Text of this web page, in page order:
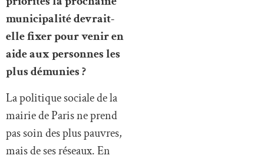
municipalité devrait-
elle fixer pour venir en
aide aux personnes les
plus démunies ?
La politique sociale de la
mairie de Paris ne prend
pas soin des plus pauvres,
mais de ses réseaux. En